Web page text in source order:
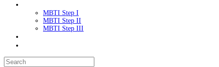
MBTI Step I
MBTI Step II
MBTI Step III